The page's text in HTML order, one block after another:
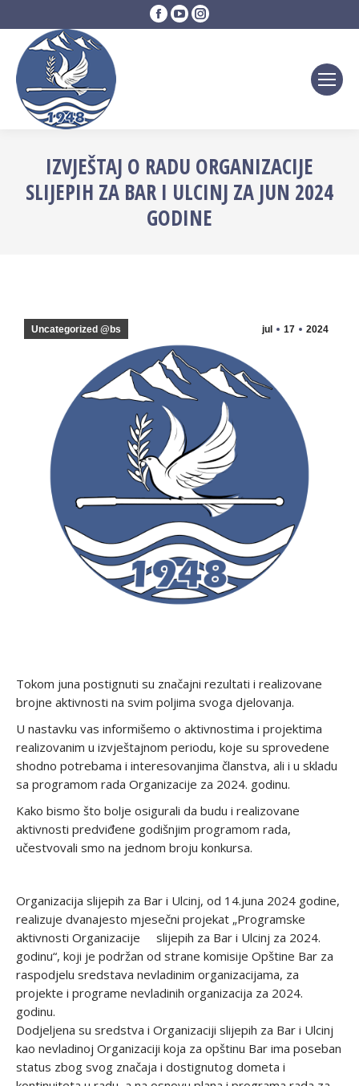
Facebook
page
YouTube
page
Instagram
page
IZVJEŠTAJ O RADU ORGANIZACIJE
SLIJEPIH ZA BAR I ULCINJ ZA JUN 2024
GODINE
jul 17 2024
Uncategorized @bs
Tokom juna postignuti su značajni rezultati i realizovane
brojne aktivnosti na svim poljima svoga djelovanja.
U nastavku vas informišemo o aktivnostima i projektima
realizovanim u izvještajnom periodu, koje su sprovedene
shodno potrebama i interesovanjima članstva, ali i u skladu
sa programom rada Organizacije za 2024. godinu.
Kako bismo što bolje osigurali da budu i realizovane
aktivnosti predviđene godišnjim programom rada,
učestvovali smo na jednom broju konkursa.
Organizacija slijepih za Bar i Ulcinj, od 14.juna 2024 godine,
realizuje dvanajesto mjesečni projekat „Programske
aktivnosti Organizacije slijepih za Bar i Ulcinj za 2024.
godinu“, koji je podržan od strane komisije Opštine Bar za
raspodjelu sredstava nevladinim organizacijama, za
projekte i programe nevladinih organizacija za 2024.
godinu.
Dodjeljena su sredstva i Organizaciji slijepih za Bar i Ulcinj
kao nevladinoj Organizaciji koja za opštinu Bar ima poseban
status zbog svog značaja i dostignutog dometa i